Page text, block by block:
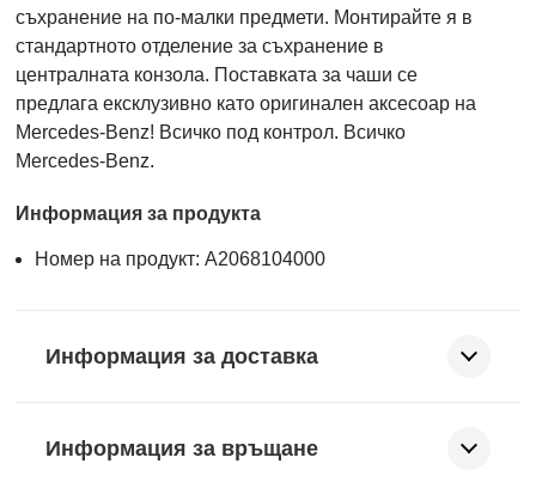
съхранение на по-малки предмети. Монтирайте я в
стандартното отделение за съхранение в
централната конзола. Поставката за чаши се
предлага ексклузивно като оригинален аксесоар на
Mercedes-Benz! Всичко под контрол. Всичко
Mercedes-Benz.
Информация за продукта
Номер на продукт: A2068104000
Информация за доставка
Информация за връщане